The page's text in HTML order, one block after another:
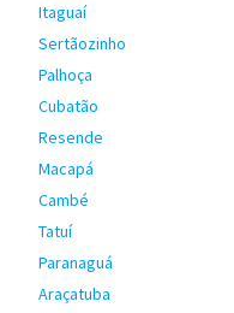
Itaguaí
Sertãozinho
Palhoça
Cubatão
Resende
Macapá
Cambé
Tatuí
Paranaguá
Araçatuba